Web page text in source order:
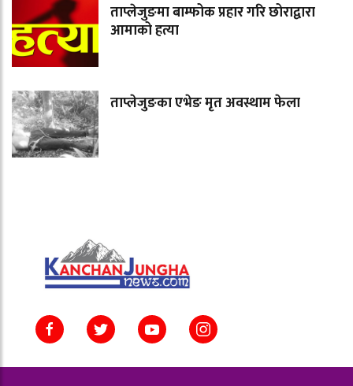
ताप्लेजुङमा बाम्फोक प्रहार गरि छोराद्वारा
आमाको हत्या
ताप्लेजुङका एभेङ मृत अवस्थाम फेला